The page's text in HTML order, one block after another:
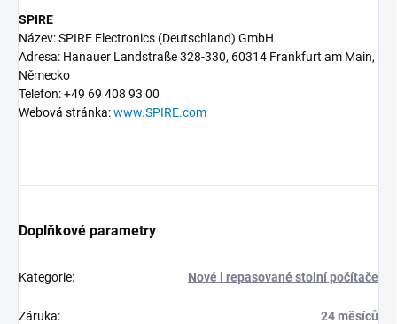
SPIRE
Název: SPIRE Electronics (Deutschland) GmbH
Adresa: Hanauer Landstraße 328-330, 60314 Frankfurt am Main,
Německo
Telefon: +49 69 408 93 00
Webová stránka:www.SPIRE.com
Doplňkové parametry
Kategorie: Nové i repasované stolní počítače
Záruka: 24 měsíců